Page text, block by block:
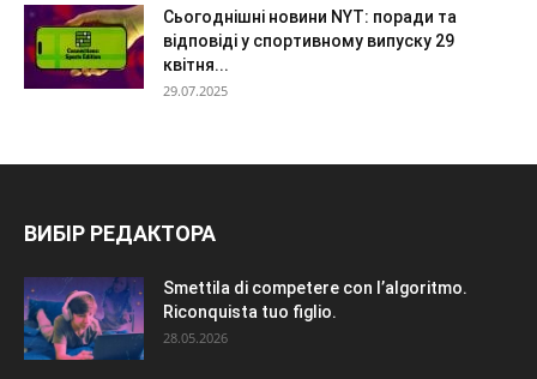
Сьогоднішні новини NYT: поради та
відповіді у спортивному випуску 29
квітня...
29.07.2025
ВИБІР РЕДАКТОРА
Smettila di competere con l’algoritmo.
Riconquista tuo figlio.
28.05.2026